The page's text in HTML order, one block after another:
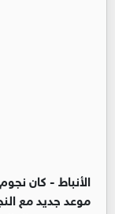
الأنباط -كان
موعد جديد مع